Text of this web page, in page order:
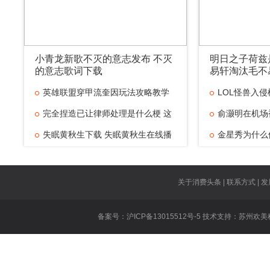
小青龙新歌不灭的意志发布 不灭
的意志歌词下载
英雄联盟穿甲流奎因玩法攻略教学
完全捏造已让律师处理是什么梗 这
失眠黄秋生下载 失眠黄秋生在线播
明日之子荷
易轩淘汰毛
LOL怪兽入
俞灏明在机
事金星秀为什
王者荣耀适
吴亦凡lol六
关于消费头条 | 联系方式 |
备案号：沪ICP备13015512号-5 技术支持： 苏州欢美